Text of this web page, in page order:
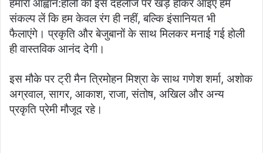
हमारा आह्वान:होली की इस दहलीज पर खड़े होकर आइए हम
संकल्प लें कि हम केवल रंग ही नहीं, बल्कि इंसानियत भी
फैलाएंगे। प्रकृति और बेजुबानों के साथ मिलकर मनाई गई होली
ही वास्तविक आनंद देगी।
इस मौके पर ट्री मैन त्रिमोहन मिश्रा के साथ गणेश शर्मा, अशोक
अग्रवाल, सागर, आकाश, राजा, संतोष, अखिल और अन्य
प्रकृति प्रेमी मौजूद रहे।